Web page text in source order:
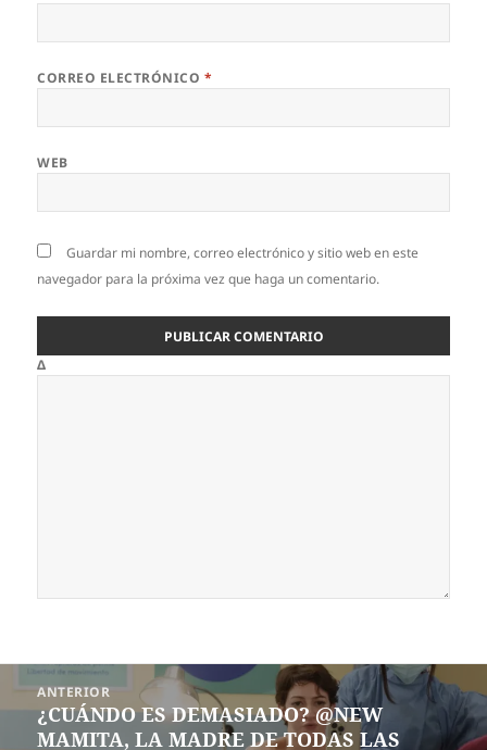
CORREO ELECTRÓNICO *
WEB
Guardar mi nombre, correo electrónico y sitio web en este
navegador para la próxima vez que haga un comentario.
Δ
Navegación
entradas
ANTERIOR
Entrada
anterior:
¿CUÁNDO ES DEMASIADO? @NEW
MAMITA, LA MADRE DE TODAS LAS